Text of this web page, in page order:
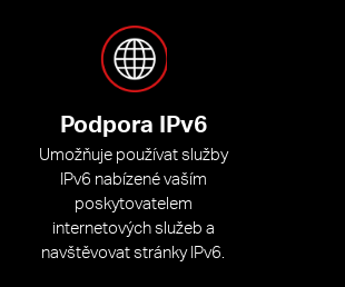
Podpora IPv6
Umožňuje používat služby
IPv6 nabízené vaším
poskytovatelem
internetových služeb a
navštěvovat stránky IPv6.